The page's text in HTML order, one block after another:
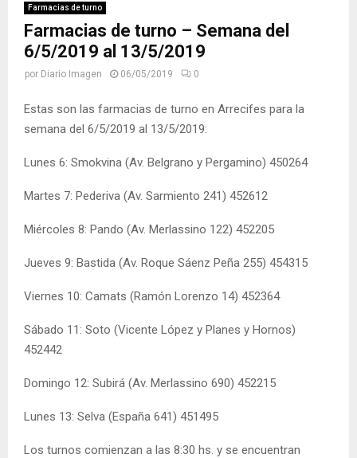
Farmacias de turno
Farmacias de turno – Semana del
6/5/2019 al 13/5/2019
por Diario Imagen 06/05/2019 0
Estas son las farmacias de turno en Arrecifes para la
semana del 6/5/2019 al 13/5/2019:
Lunes 6: Smokvina (Av. Belgrano y Pergamino) 450264
Martes 7: Pederiva (Av. Sarmiento 241) 452612
Miércoles 8: Pando (Av. Merlassino 122) 452205
Jueves 9: Bastida (Av. Roque Sáenz Peña 255) 454315
Viernes 10: Camats (Ramón Lorenzo 14) 452364
Sábado 11: Soto (Vicente López y Planes y Hornos)
452442
Domingo 12: Subirá (Av. Merlassino 690) 452215
Lunes 13: Selva (España 641) 451495
Los turnos comienzan a las 8:30 hs. y se encuentran